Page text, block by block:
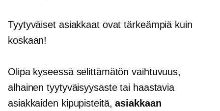
Tyytyväiset asiakkaat ovat tärkeämpiä kuin
koskaan!
Olipa kyseessä selittämätön vaihtuvuus,
alhainen tyytyväisyysaste tai haastavia
asiakkaiden kipupisteitä,asiakkaan